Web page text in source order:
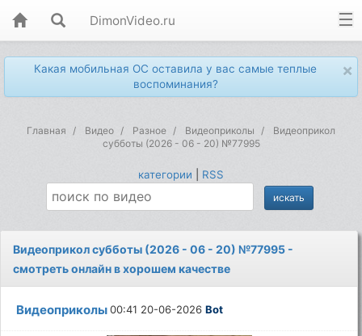
DimonVideo.ru
×
Какая мобильная ОС оставила у вас самые теплые
воспоминания?
Главная Видео Разное Видеоприколы
Видеоприкол
субботы (2026 - 06 - 20) №77995
категории RSS
Видеоприкол субботы (2026 - 06 - 20) №77995 -
смотреть онлайн в хорошем качестве
Видеоприколы00:41 20-06-2026Bot